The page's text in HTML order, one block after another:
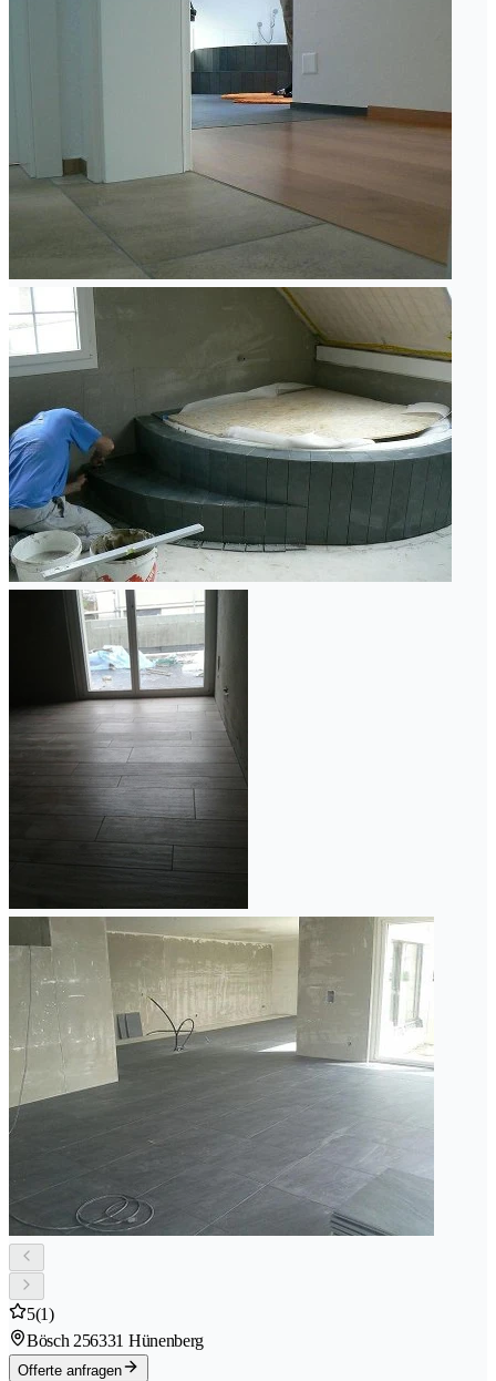
5(1)
Bösch 256331 Hünenberg
Offerte anfragen